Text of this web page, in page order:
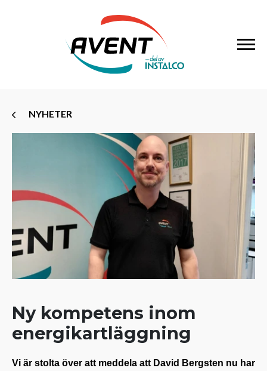
NYHETER
Ny kompetens inom
energikartläggning
Vi är stolta över att meddela att David Bergsten nu har